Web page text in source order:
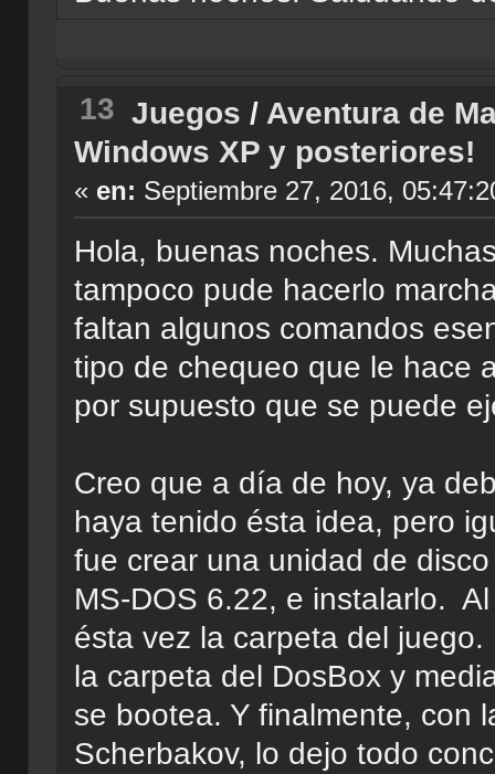
13 Juegos / Aventura de
Windows XP y posteriores!
« en: Septiembre 27, 2016,
Hola, buenas noches.
tampoco pude hacerlo
faltan algunos comandos
tipo de chequeo que le hace
por supuesto que se puede
Creo que a día de hoy, ya
haya tenido ésta idea, pero
fue crear una unidad de
MS-DOS 6.22, e instalarlo.
ésta vez la carpeta del
la carpeta del DosBox y
se bootea. Y finalmente, con
Scherbakov, lo dejo todo